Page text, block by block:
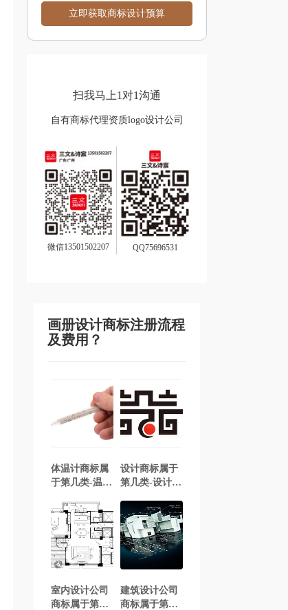
扫我马上1对1沟通
自有商标代理资质logo设计公司
微信13501502207 QQ75696531
画册设计商标注册流程
及费用？
体温计商标属
于第几类-温度
于哪一类？
「商标分类」
设计商标属于
第几类-设计商
一类？「商标
分类」
室内设计公司
商标属于第几
建筑设计公司
商标属于第几